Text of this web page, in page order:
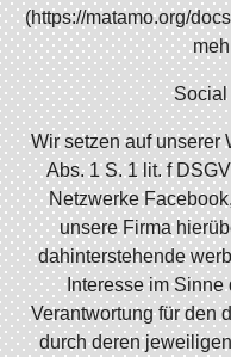
(https://matamo.org/
Wir setzen auf unserer
Abs. 1 S. 1 lit. f
Netzwerke
unsere Firma
dahinterstehende
Interesse im Sinne
Verantwortung für den
durch deren